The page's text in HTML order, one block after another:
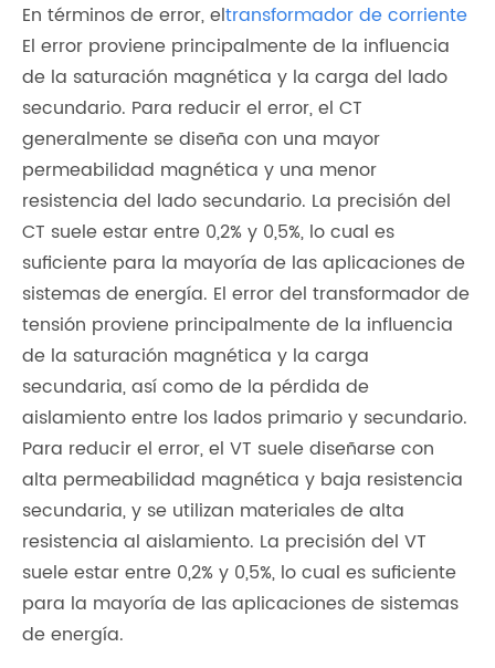
En términos de error, eltransformador de corriente
El error proviene principalmente de la influencia
de la saturación magnética y la carga del lado
secundario. Para reducir el error, el CT
generalmente se diseña con una mayor
permeabilidad magnética y una menor
resistencia del lado secundario. La precisión del
CT suele estar entre 0,2% y 0,5%, lo cual es
suficiente para la mayoría de las aplicaciones de
sistemas de energía. El error del transformador de
tensión proviene principalmente de la influencia
de la saturación magnética y la carga
secundaria, así como de la pérdida de
aislamiento entre los lados primario y secundario.
Para reducir el error, el VT suele diseñarse con
alta permeabilidad magnética y baja resistencia
secundaria, y se utilizan materiales de alta
resistencia al aislamiento. La precisión del VT
suele estar entre 0,2% y 0,5%, lo cual es suficiente
para la mayoría de las aplicaciones de sistemas
de energía.